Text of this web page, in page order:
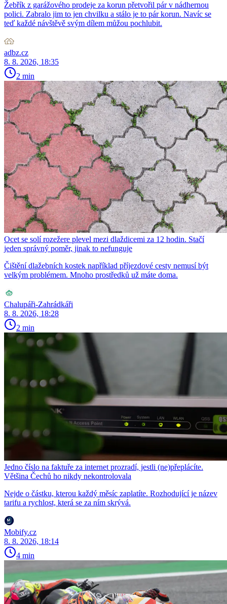
Žebřík z garážového prodeje za korun přetvořil pár v nádhernou
polici. Zabralo jim to jen chvilku a stálo je to pár korun. Navíc se
teď každé návštěvě svým dílem můžou pochlubit.
adbz.cz
8. 8. 2026, 18:35
2 min
Ocet se solí rozežere plevel mezi dlaždicemi za 12 hodin. Stačí
jeden správný poměr, jinak to nefunguje
Čištění dlažebních kostek například příjezdové cesty nemusí být
velkým problémem. Mnoho prostředků už máte doma.
Chalupáři-Zahrádkáři
8. 8. 2026, 18:28
2 min
Jedno číslo na faktuře za internet prozradí, jestli (ne)přeplácíte.
Většina Čechů ho nikdy nekontrolovala
Nejde o částku, kterou každý měsíc zaplatíte. Rozhodující je název
tarifu a rychlost, která se za ním skrývá.
Mobify.cz
8. 8. 2026, 18:14
4 min